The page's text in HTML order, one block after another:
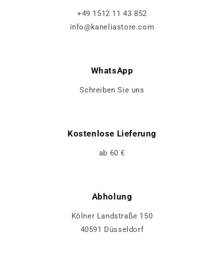
+49 1512 11 43 852
info@kaneliastore.com
WhatsApp
Schreiben Sie uns
Kostenlose Lieferung
ab 60 €
Abholung
Kölner Landstraße 150
40591 Düsseldorf